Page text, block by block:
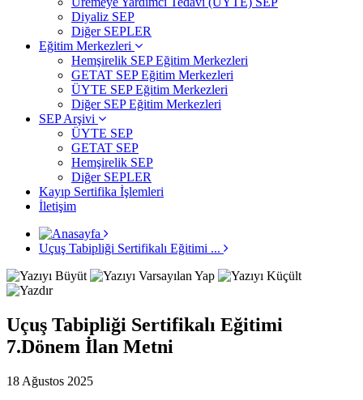
Diyaliz SEP
Diğer SEPLER
Eğitim Merkezleri
Hemşirelik SEP Eğitim Merkezleri
GETAT SEP Eğitim Merkezleri
ÜYTE SEP Eğitim Merkezleri
Diğer SEP Eğitim Merkezleri
SEP Arşivi
ÜYTE SEP
GETAT SEP
Hemşirelik SEP
Diğer SEPLER
Kayıp Sertifika İşlemleri
İletişim
Uçuş Tabipliği Sertifikalı Eğitimi ...
Uçuş Tabipliği Sertifikalı Eğitimi
7.Dönem İlan Metni
18 Ağustos 2025